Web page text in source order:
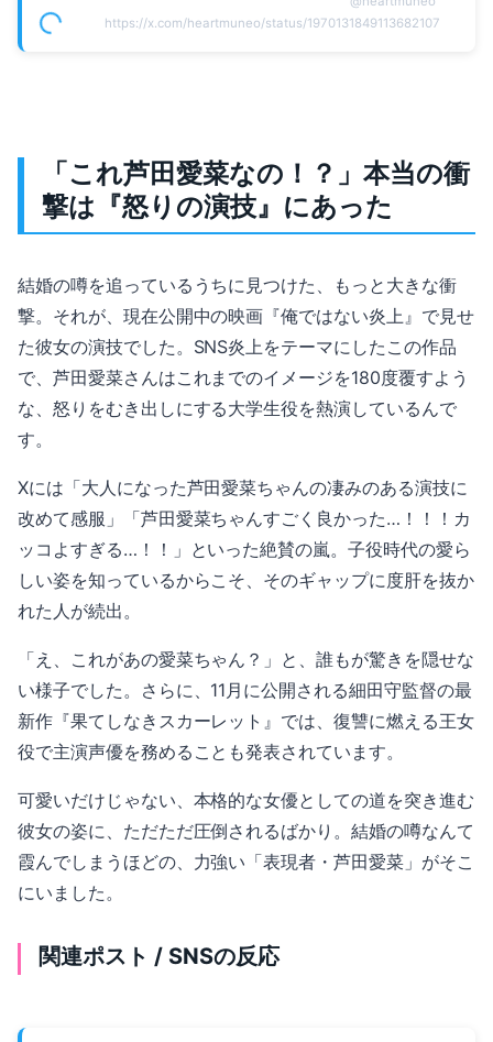
https://x.com/heartmuneo/status/1970131849113682107
「これ芦田愛菜なの！？」本当の衝
撃は『怒りの演技』にあった
結婚の噂を追っているうちに見つけた、もっと大きな衝
撃。それが、現在公開中の映画『俺ではない炎上』で見せ
た彼女の演技でした。SNS炎上をテーマにしたこの作品
で、芦田愛菜さんはこれまでのイメージを180度覆すよう
な、怒りをむき出しにする大学生役を熱演しているんで
す。
Xには「大人になった芦田愛菜ちゃんの凄みのある演技に
改めて感服」「芦田愛菜ちゃんすごく良かった…！！！カ
ッコよすぎる…！！」といった絶賛の嵐。子役時代の愛ら
しい姿を知っているからこそ、そのギャップに度肝を抜か
れた人が続出。
「え、これがあの愛菜ちゃん？」と、誰もが驚きを隠せな
い様子でした。さらに、11月に公開される細田守監督の最
新作『果てしなきスカーレット』では、復讐に燃える王女
役で主演声優を務めることも発表されています。
可愛いだけじゃない、本格的な女優としての道を突き進む
彼女の姿に、ただただ圧倒されるばかり。結婚の噂なんて
霞んでしまうほどの、力強い「表現者・芦田愛菜」がそこ
にいました。
関連ポスト / SNSの反応